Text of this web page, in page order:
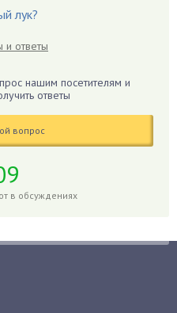
лук?
и ответы
нашим посетителям и
ответы
вопрос
в обсуждениях